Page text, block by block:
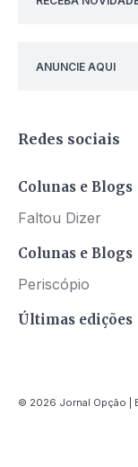
ANUNCIE AQUI
Redes sociais
Colunas e Blogs
Faltou Dizer
Colunas e Blogs
Periscópio
Últimas edições
© 2026 Jornal Opção |